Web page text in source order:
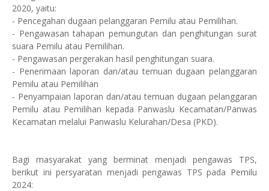
2020, yaitu:
- Pencegahan dugaan pelanggaran Pemilu atau Pemilihan.
- Pengawasan tahapan pemungutan dan penghitungan surat
suara Pemilu atau Pemilihan.
- Pengawasan pergerakan hasil penghitungan suara.
- Penerimaan laporan dan/atau temuan dugaan pelanggaran
Pemilu atau Pemilihan
- Penyampaian laporan dan/atau temuan dugaan pelanggaran
Pemilu atau Pemilihan kepada Panwaslu Kecamatan/Panwas
Kecamatan melalui Panwaslu Kelurahan/Desa (PKD).
Bagi masyarakat yang berminat menjadi pengawas TPS,
berikut ini persyaratan menjadi pengawas TPS pada Pemilu
2024: